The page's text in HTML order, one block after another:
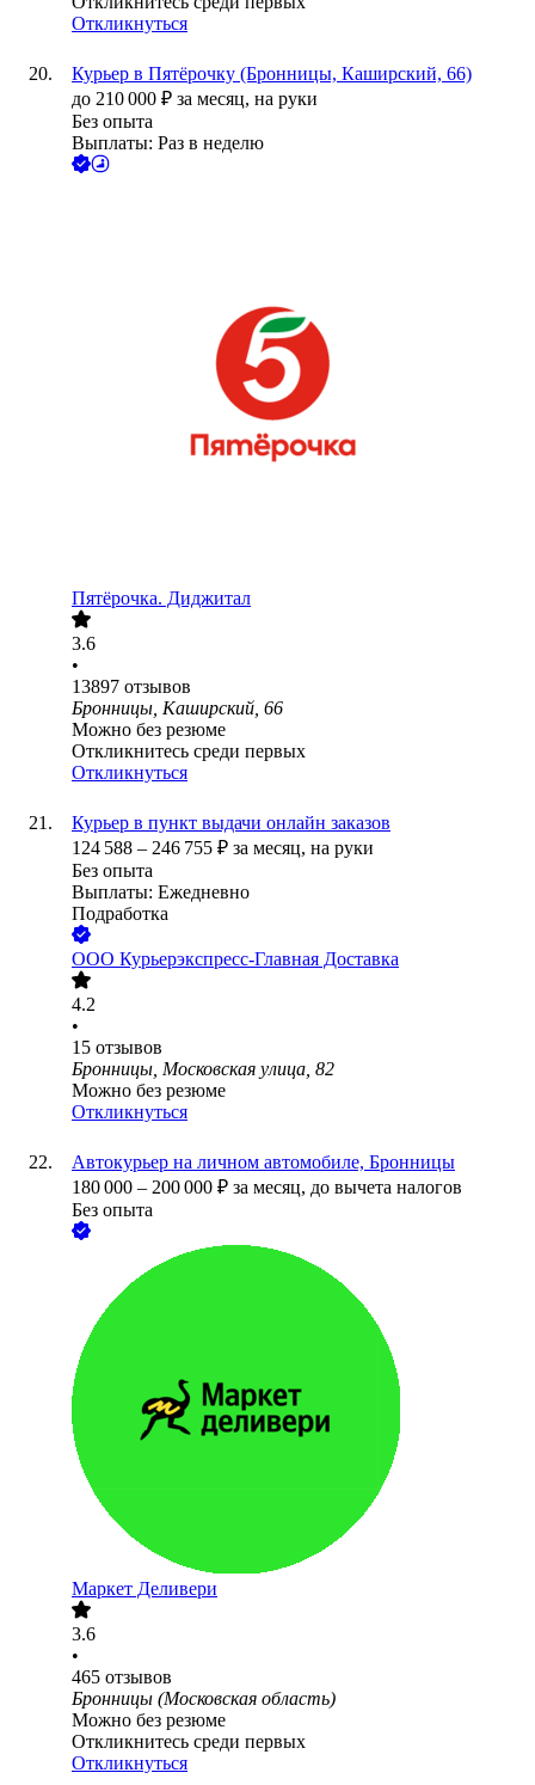
Откликнуться
Курьер в Пятёрочку (Бронницы, Каширский, 66)
до 210 000 ₽ за месяц, на руки
Без опыта
Выплаты: Раз в неделю
Пятёрочка. Диджитал
3.6
•
13897 отзывов
Бронницы, Каширский, 66
Можно без резюме
Откликнитесь среди первых
Откликнуться
Курьер в пункт выдачи онлайн заказов
124 588 – 246 755 ₽ за месяц, на руки
Без опыта
Выплаты: Ежедневно
Подработка
ООО Курьерэкспресс-Главная Доставка
4.2
•
15 отзывов
Бронницы, Московская улица, 82
Можно без резюме
Откликнуться
Автокурьер на личном автомобиле, Бронницы
180 000 – 200 000 ₽ за месяц, до вычета налогов
Без опыта
Маркет Деливери
3.6
•
465 отзывов
Бронницы (Московская область)
Можно без резюме
Откликнитесь среди первых
Откликнуться